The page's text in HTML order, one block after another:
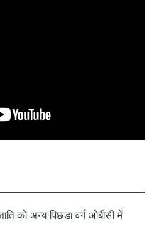
को अन्य पिछड़ा वर्ग ओबीसी में